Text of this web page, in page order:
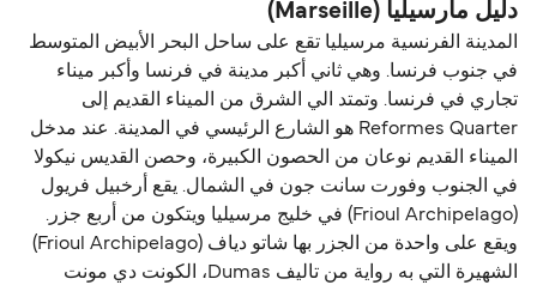
دليل مارسيليا (Marseille)
المدينة الفرنسية مرسيليا تقع على ساحل البحر الأبيض المتوسط ​​
في جنوب فرنسا. وهي ثاني أكبر مدينة في فرنسا وأكبر ميناء
تجاري في فرنسا. وتمتد الي الشرق من الميناء القديم إلى
Reformes Quarter هو الشارع الرئيسي في المدينة. عند مدخل
الميناء القديم نوعان من الحصون الكبيرة، وحصن القديس نيكولا
في الجنوب وفورت سانت جون في الشمال. يقع أرخبيل فريول
(Frioul Archipelago) في خليج مرسيليا ويتكون من أربع جزر.
ويقع على واحدة من الجزر بها شاتو دياف (Frioul Archipelago)
الشهيرة التي به رواية من تاليف Dumas، الكونت دي مونت